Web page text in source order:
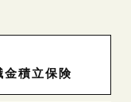
金積立保険